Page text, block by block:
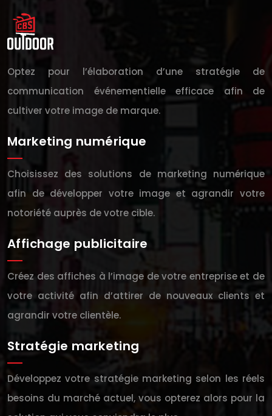
Optez pour l’élaboration d’une stratégie de
communication événementielle efficace afin de
cultiver votre image de marque.
Marketing numérique
Choisissez des solutions de marketing numérique
afin de développer votre image et agrandir votre
notoriété auprès de votre cible.
Affichage publicitaire
Créez des affiches à l’image de votre entreprise et de
votre activité afin d’attirer de nouveaux clients et
agrandir votre clientèle.
Stratégie marketing
Développez votre stratégie marketing selon les réels
besoins du marché actuel, vous opterez alors pour la